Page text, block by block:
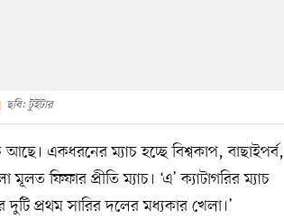
ছবি: টুইটার
একধরনের ম্যাচ হচ্ছে বিশ্বকাপ, বাছাইপর্ব,
ফিফার প্রীতি ম্যাচ। ‘এ’ ক্যাটাগরির ম্যাচ
প্রথম সারির দলের মধ্যকার খেলা।’